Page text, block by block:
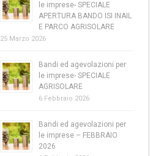
le imprese- SPECIALE
APERTURA BANDO ISI INAIL
E PARCO AGRISOLARE
25 Marzo 2026
Bandi ed agevolazioni per
le imprese- SPECIALE
AGRISOLARE
6 Febbraio 2026
Bandi ed agevolazioni per
le imprese – FEBBRAIO
2026